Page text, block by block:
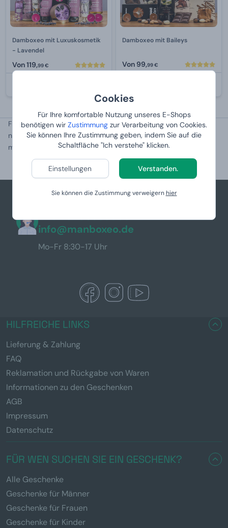
Cookies
Für Ihre komfortable Nutzung unseres E-Shops
benötigen wir Zustimmung zur Verarbeitung von Cookies.
Sie können Ihre Zustimmung geben, indem Sie auf die
Schaltfläche "Ich verstehe" klicken.
Einstellungen Verstanden.
Sie können die Zustimmung verweigernhier
Damboxeo mit Luxuskosmetik
- Lavendel
Von119,99 €
Damboxeo mit Baileys
Von 99,99 €
Freut sich Ihre Frau nicht über große Geschenke? Macht
nichts! Anstatt einer Blume, die sofort verwelkt, erfreuen Sie sie
mit einem
duftenden und nicht verblühendenHolzstrauß
+49 781 95633083
info@manboxeo.de
Mo-Fr 8:30-17 Uhr
HILFREICHE LINKS
Lieferung & Zahlung
FAQ
Reklamation und Rückgabe von Waren
Informationen zu den Geschenken
AGB
Impressum
Datenschutz
FÜR WEN SUCHEN SIE EIN GESCHENK?
Alle Geschenke
Geschenke für Männer
Geschenke für Frauen
Geschenke für Kinder